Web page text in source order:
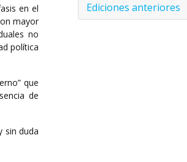
en el
mayor
no
política
que
de
sin duda
Ediciones anteriores